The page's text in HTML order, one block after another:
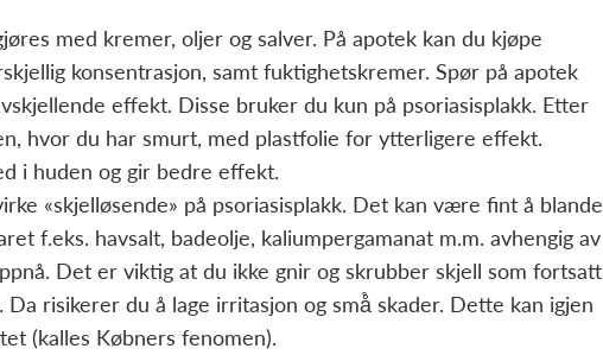
med kremer, oljer og salver. På apotek kan du kjøpe
konsentrasjon, samt fuktighetskremer. Spør på apotek
effekt. Disse bruker du kun på psoriasisplakk. Etter
hvor du har smurt, med plastfolie for ytterligere effekt.
i huden og gir bedre effekt.
«skjelløsende» på psoriasisplakk. Det kan være fint å blande
f.eks. havsalt, badeolje, kaliumpergamanat m.m. avhengig av
Det er viktig at du ikke gnir og skrubber skjell som fortsatt
risikerer du å lage irritasjon og små̊ skader. Dette kan igjen
(kalles Købners fenomen).